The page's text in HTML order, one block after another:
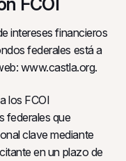
intereses financieros
federales está a
www.castla.org.
los FCOI
federales que
clave mediante
en un plazo de